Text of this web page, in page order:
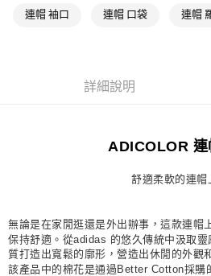
付款後萊爾富取貨
每筆NT$80，滿NT$1,500(含以上)免運費
每筆NT$80，滿NT$1,500(含以上)免運費
每筆NT$80，滿NT$1,500(含以上)免運費
連帽 袖口 連帽 口袋 連帽
詳細說明
ADICOLOR 連
舒適柔軟的連帽
無論是在家閒逛還是外出辦事，這款連帽
保持舒適。從adidas 的悠久傳統中汲取
質打造出寬鬆的廓形，營造出休閒的外觀
該產品中的棉花是通過Better Cotton採購